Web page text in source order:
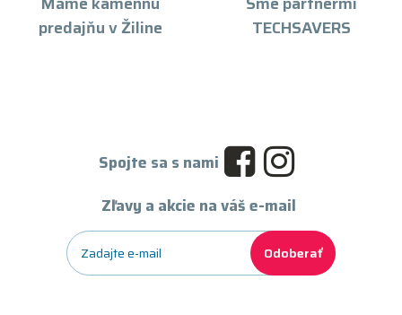
predajňu v Žiline
TECHSAVERS
Spojte sa s nami
Zľavy a akcie na váš e-mail
Odoberať